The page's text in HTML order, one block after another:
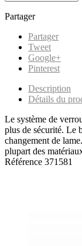
Partager
Partager
Tweet
Google+
Pinterest
Description
Détails du
Le système de
plus de sécurité. Le
changement de
plupart des
Référence 371581